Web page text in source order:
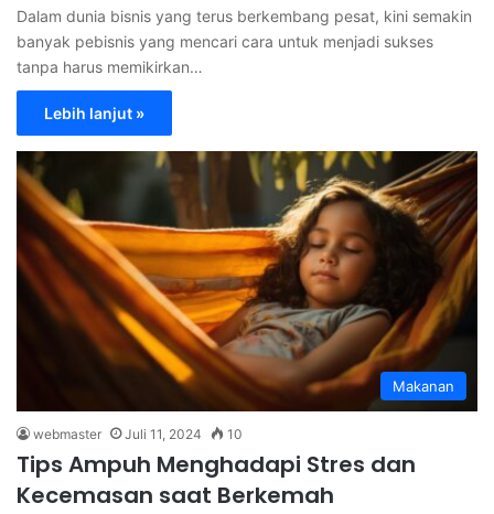
Dalam dunia bisnis yang terus berkembang pesat, kini semakin
banyak pebisnis yang mencari cara untuk menjadi sukses
tanpa harus memikirkan…
Lebih lanjut »
Makanan
webmaster Juli 11, 2024 10
Tips Ampuh Menghadapi Stres dan
Kecemasan saat Berkemah